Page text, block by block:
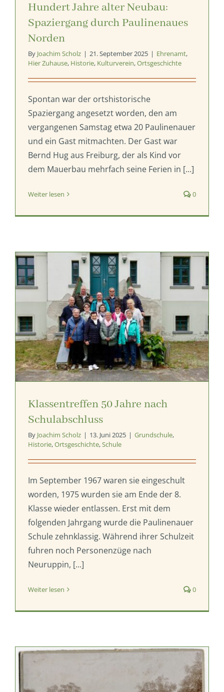
Hundert Jahre alter Neubau:
Spaziergang durch Paulinenaues
Norden
By Joachim Scholz | 21. September 2025 | Ehrenamt,
Hier Zuhause, Historie, Kulturverein,Ortsgeschichte
Spontan war der ortshistorische
Spaziergang angesetzt worden, den am
vergangenen Samstag etwa 20 Paulinenauer
und ein Gast mitmachten. Der Gast war
Bernd Hug aus Freiburg, der als Kind vor
dem Mauerbau mehrfach seine Ferien in [...]
Weiter lesen 0
Klassentreffen 50 Jahre nach
Schulabschluss
By Joachim Scholz | 13. Juni 2025 | Grundschule,
Historie,Ortsgeschichte,Schule
Im September 1967 waren sie eingeschult
worden, 1975 wurden sie am Ende der 8.
Klasse wieder entlassen. Erst mit dem
folgenden Jahrgang wurde die Paulinenauer
Schule zehnklassig. Während ihrer Schulzeit
fuhren noch Personenzüge nach
Neuruppin, [...]
Weiter lesen 0